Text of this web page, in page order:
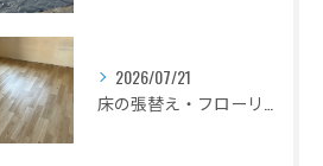
2026/07/21